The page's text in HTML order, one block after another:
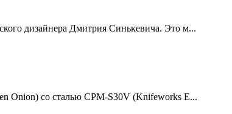
дизайнера Дмитрия Синькевича. Это м...
Onion) со сталью CPM-S30V (Knifeworks E...